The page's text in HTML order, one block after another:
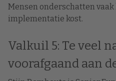
Mensen onderschatten
implementatie kost.
Valkuil 5: Te veel
voorafgaand aan